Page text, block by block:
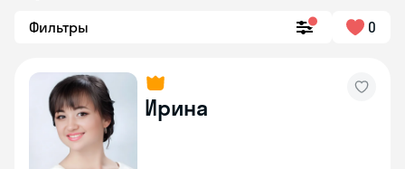
Фильтры 0
Ирина